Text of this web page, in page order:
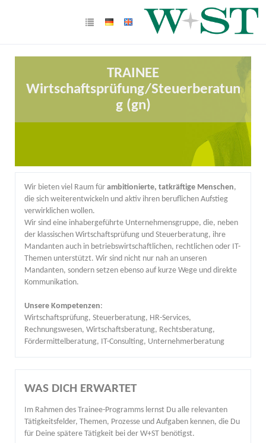
TRAINEE
Wirtschaftsprüfung/Steuerberatun
g (gn)
Wir bieten viel Raum für ambitionierte, tatkräftige Menschen,
die sich weiterentwickeln und aktiv ihren beruflichen Aufstieg
verwirklichen wollen.
Wir sind eine inhabergeführte Unternehmensgruppe, die, neben
der klassischen Wirtschaftsprüfung und Steuerberatung, ihre
Mandanten auch in betriebswirtschaftlichen, rechtlichen oder IT-
Themen unterstützt. Wir sind nicht nur nah an unseren
Mandanten, sondern setzen ebenso auf kurze Wege und direkte
Kommunikation.
Unsere Kompetenzen:
Wirtschaftsprüfung, Steuerberatung, HR-Services,
Rechnungswesen, Wirtschaftsberatung, Rechtsberatung,
Fördermittelberatung, IT-Consulting, Unternehmerberatung
WAS DICH ERWARTET
Im Rahmen des Trainee-Programms lernst Du alle relevanten
Tätigkeitsfelder, Themen, Prozesse und Aufgaben kennen, die Du
für Deine spätere Tätigkeit bei der W+ST benötigst.